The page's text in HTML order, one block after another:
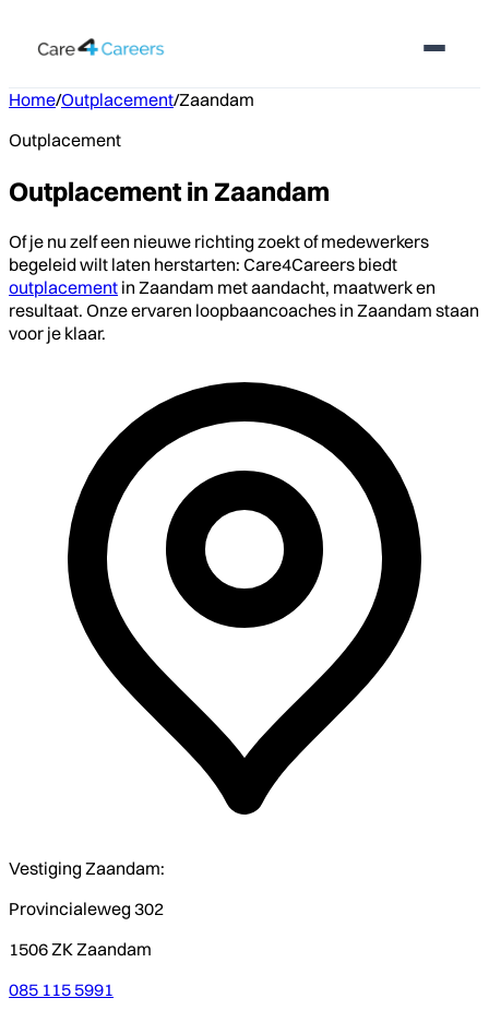
Home/Outplacement/Zaandam
Outplacement
Outplacement in Zaandam
Of je nu zelf een nieuwe richting zoekt of medewerkers
begeleid wilt laten herstarten: Care4Careers biedt
outplacement in Zaandam met aandacht, maatwerk en
resultaat. Onze ervaren loopbaancoaches in Zaandam staan
voor je klaar.
Vestiging Zaandam:
Provincialeweg 302
1506 ZK Zaandam
085 115 5991